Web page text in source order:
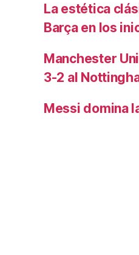
La estética
Barça en los
Manchester
3-2 al
Messi domina